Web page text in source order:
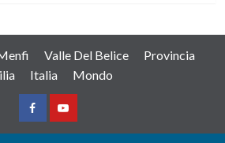
Valle Del Belice
Provincia
Italia Mondo
FacebookYountube